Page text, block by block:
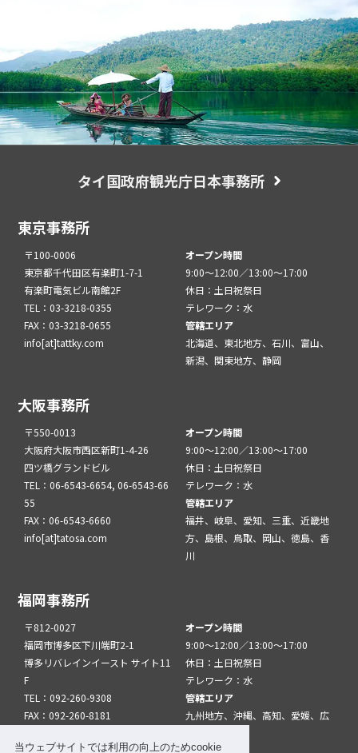
当ウェブサイトでは利用の向上のためcookie
タイ国政府観光庁日本事務所
東京事務所
〒100-0006
東京都千代田区有楽町1-7-1
有楽町電気ビル南館2F
TEL：03-3218-0355
FAX：03-3218-0655
info[at]tattky.com
オープン時間
9:00～12:00／13:00～17:00
休日：土日祝祭日
テレワーク：水
管轄エリア
北海道、東北地方、石川、富山、
新潟、関東地方、静岡
大阪事務所
〒550-0013
大阪府大阪市西区新町1-4-26
四ツ橋グランドビル
TEL：06-6543-6654, 06-6543-66
55
FAX：06-6543-6660
info[at]tatosa.com
オープン時間
9:00～12:00／13:00～17:00
休日：土日祝祭日
テレワーク：水
管轄エリア
福井、岐阜、愛知、三重、近畿地
方、島根、鳥取、岡山、徳島、香
川
福岡事務所
〒812-0027
福岡市博多区下川端町2-1
博多リバレインイースト サイト11
F
TEL：092-260-9308
FAX：092-260-8181
オープン時間
9:00～12:00／13:00～17:00
休日：土日祝祭日
テレワーク：水
管轄エリア
九州地方、沖縄、高知、愛媛、広